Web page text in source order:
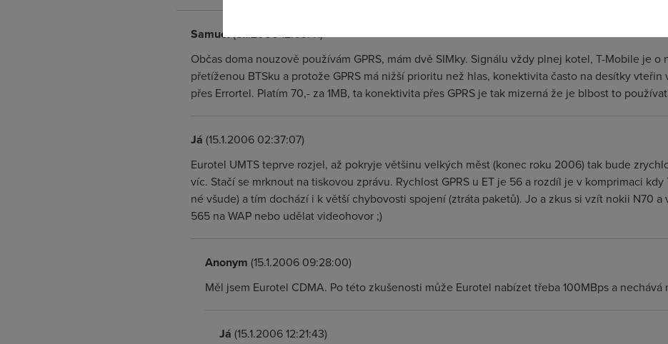
Samuel(5.1.2006 12:09:41)
Občas doma nouzově používám GPRS, mám dvě SIMky. Signálu vždy plnej kotel, T-Mobile je o
přetíženou BTSku a protože GPRS má nižší prioritu než hlas, konektivita často na desítky
přes Errortel. Platím 70,- za 1MB, ta konektivita přes GPRS je tak mizerná že je blbost to
Já (15.1.2006 02:37:07)
Eurotel UMTS teprve rozjel, až pokryje většinu velkých měst (konec roku 2006) tak bude
víc. Stačí se mrknout na tiskovou zprávu. Rychlost GPRS u ET je 56 a rozdíl je v komprimaci
né všude) a tím dochází i k větší chybovosti spojení (ztráta paketů). Jo a zkus si vzít nokii N70
565 na WAP nebo udělat videohovor ;)
Anonym (15.1.2006 09:28:00)
Měl jsem Eurotel CDMA. Po této zkušenosti může Eurotel nabízet třeba 100MBps a nechává
Já (15.1.2006 12:21:43)